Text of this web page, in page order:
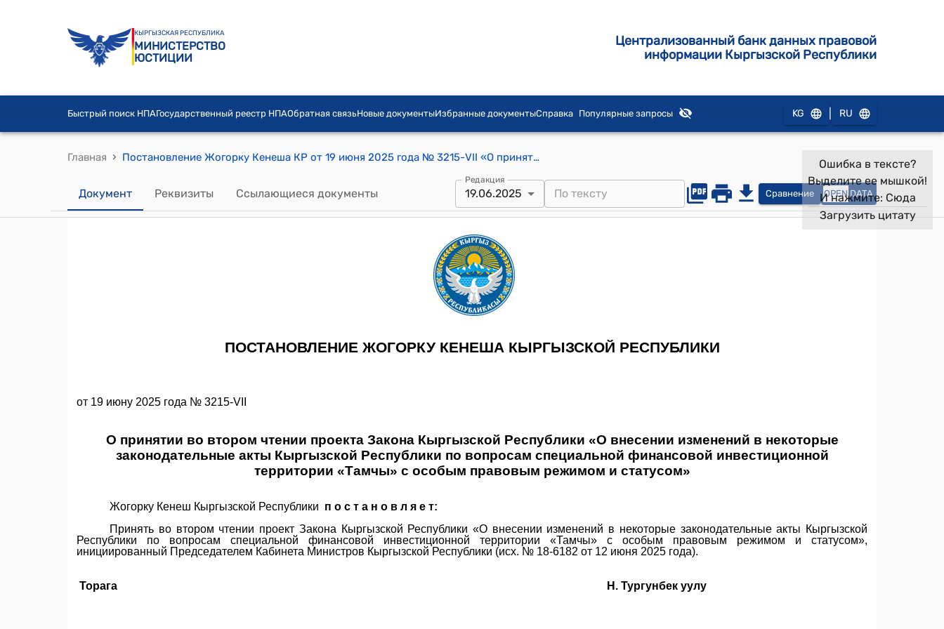
КЫРГЫЗСКАЯ РЕСПУБЛИКА
МИНИСТЕРСТВО
ЮСТИЦИИ
Централизованный банк данных правовой
информации Кыргызской Республики
Быстрый поиск НПАГосударственный реестр НПАОбратная связьНовые документыИзбранные документыСправка Популярные запросы KG RU
Главная › Постановление Жогорку Кенеша КР от 19 июня 2025 года № 3215-VII «О принятии во втором чтении проекта Закона Кыргызской Республики «О внесении изменений в некоторые законодательные акты Кыргызской Республики по вопросам специальной финансовой инвестиционной территории «Тамчы» с особым правовым режимом и статусом»
Документ Реквизиты Ссылающиеся документы
Редакция
19.06.2025 Сравнение OPEN DATA
Ошибка в тексте?
Выделите ее мышкой!
И нажмите: Сюда
Загрузить цитату